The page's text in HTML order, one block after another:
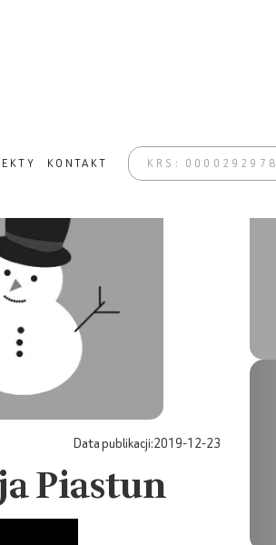
KONTAKT KRS: 0000292978
Data publikacji:2019-12-23
Piastun